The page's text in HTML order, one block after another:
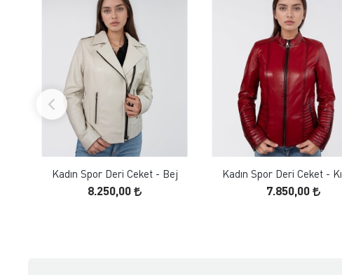
FAVORILERE EKLE
ÜRÜN İNCELE
Kadın Spor Deri Ceket - Bej
8.250,00
FAVORILERE EKLE
ÜRÜN İNCELE
Kadın Spor Deri Ceket -
7.850,00